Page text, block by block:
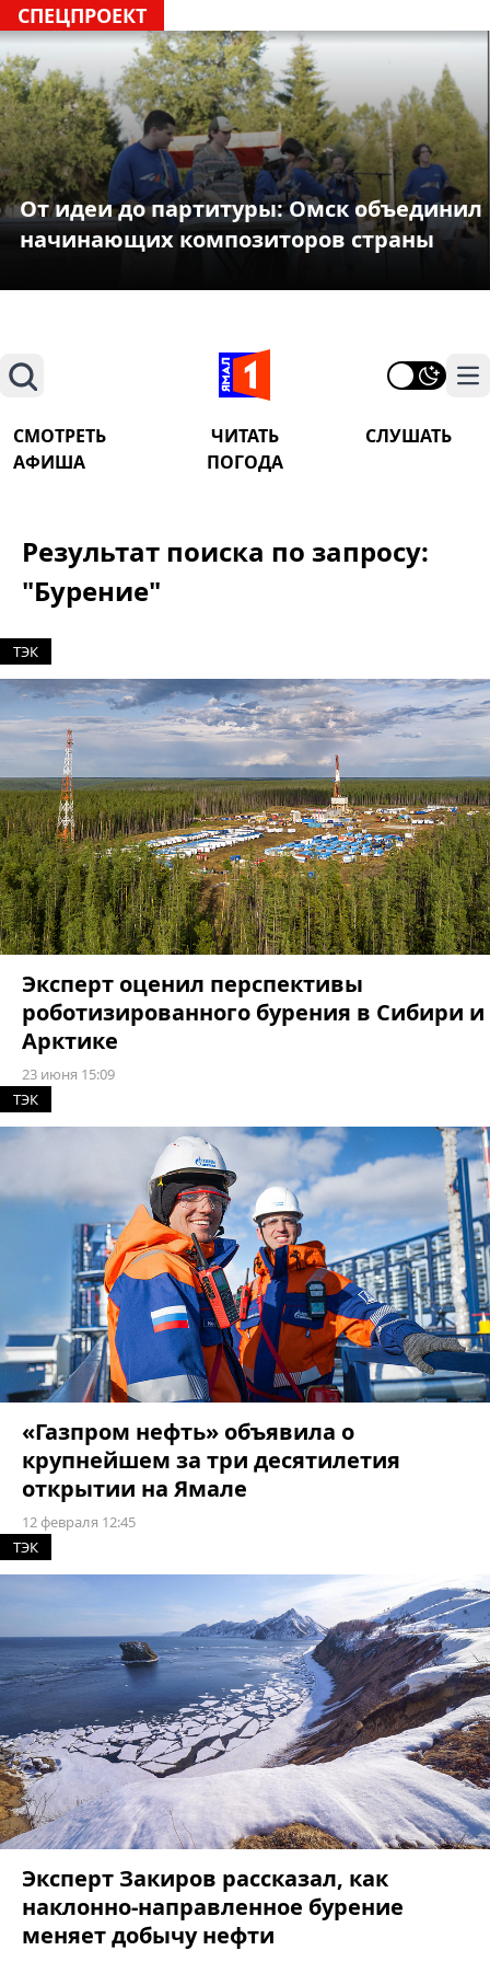
СПЕЦПРОЕКТ
От идеи до партитуры: Омск объединил
начинающих композиторов страны
Поиск
СМОТРЕТЬ ЧИТАТЬ
СЛУШАТЬ
АФИША
ПОГОДА
Результат поиска по запросу:
"Бурение"
ТЭК
Эксперт оценил перспективы
роботизированного бурения в Сибири и
Арктике
23 июня 15:09
ТЭК
«Газпром нефть» объявила о
крупнейшем за три десятилетия
открытии на Ямале
12 февраля 12:45
ТЭК
Эксперт Закиров рассказал, как
наклонно-направленное бурение
меняет добычу нефти